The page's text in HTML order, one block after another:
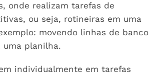
onde realizam tarefas de
ou seja, rotineiras em uma
movendo linhas de banco
uma planilha.
individualmente em tarefas